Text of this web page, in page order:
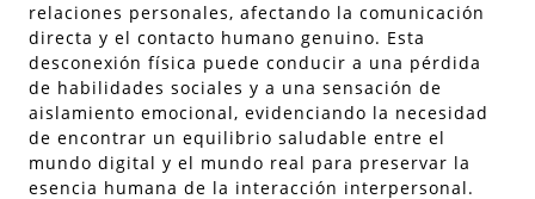
relaciones personales, afectando la comunicación
directa y el contacto humano genuino. Esta
desconexión física puede conducir a una pérdida
de habilidades sociales y a una sensación de
aislamiento emocional, evidenciando la necesidad
de encontrar un equilibrio saludable entre el
mundo digital y el mundo real para preservar la
esencia humana de la interacción interpersonal.